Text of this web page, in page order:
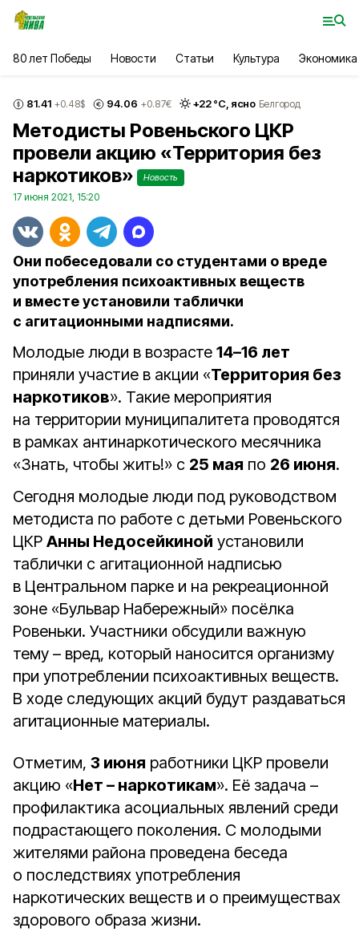
80 лет Победы Новости Статьи Культура Экономика
81.41 +0.48$ 94.06 +0.87€ +22°С, ясно Белгород
Методисты Ровеньского ЦКР
провели акцию «Территория без
наркотиков»
Новость
17 июня 2021, 15:20
Они побеседовали со студентами о вреде
употребления психоактивных веществ
и вместе установили таблички
с агитационными надписями.
Молодые люди в возрасте 14–16 лет
приняли участие в акции «Территория без
наркотиков». Такие мероприятия
на территории муниципалитета проводятся
в рамках антинаркотического месячника
«Знать, чтобы жить!» с 25 мая по 26 июня.
Сегодня молодые люди под руководством
методиста по работе с детьми Ровеньского
ЦКР Анны Недосейкиной установили
таблички с агитационной надписью
в Центральном парке и на рекреационной
зоне «Бульвар Набережный» посёлка
Ровеньки. Участники обсудили важную
тему – вред, который наносится организму
при употреблении психоактивных веществ.
В ходе следующих акций будут раздаваться
агитационные материалы.
Отметим, 3 июня работники ЦКР провели
акцию «Нет – наркотикам». Её задача –
профилактика асоциальных явлений среди
подрастающего поколения. С молодыми
жителями района проведена беседа
о последствиях употребления
наркотических веществ и о преимуществах
здорового образа жизни.